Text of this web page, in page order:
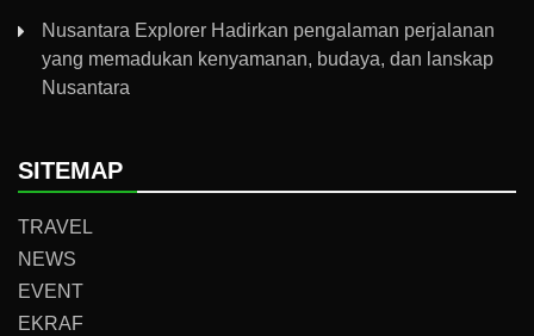
Nusantara Explorer Hadirkan pengalaman perjalanan
yang memadukan kenyamanan, budaya, dan lanskap
Nusantara
SITEMAP
TRAVEL
NEWS
EVENT
EKRAF